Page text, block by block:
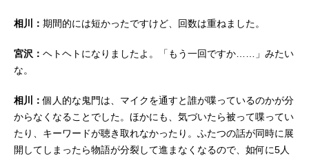
相川： 期間的には短かったですけど、回数は重ねました。
宮沢： ヘトヘトになりましたよ。「もう一回ですか……」みたい
な。
相川：個人的な鬼門は、マイクを通すと誰が喋っているのかが分
からなくなることでした。ほかにも、気づいたら被って喋ってい
たり、キーワードが聴き取れなかったり。ふたつの話が同時に展
開してしまったら物語が分裂して進まなくなるので、如何に5人